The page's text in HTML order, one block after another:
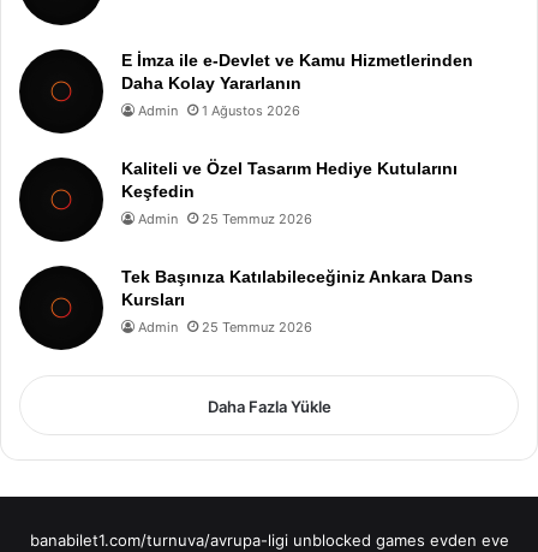
E İmza ile e-Devlet ve Kamu Hizmetlerinden
Daha Kolay Yararlanın
Admin 1 Ağustos 2026
Kaliteli ve Özel Tasarım Hediye Kutularını
Keşfedin
Admin 25 Temmuz 2026
Tek Başınıza Katılabileceğiniz Ankara Dans
Kursları
Admin 25 Temmuz 2026
Daha Fazla Yükle
banabilet1.com/turnuva/avrupa-ligi unblocked games evden eve